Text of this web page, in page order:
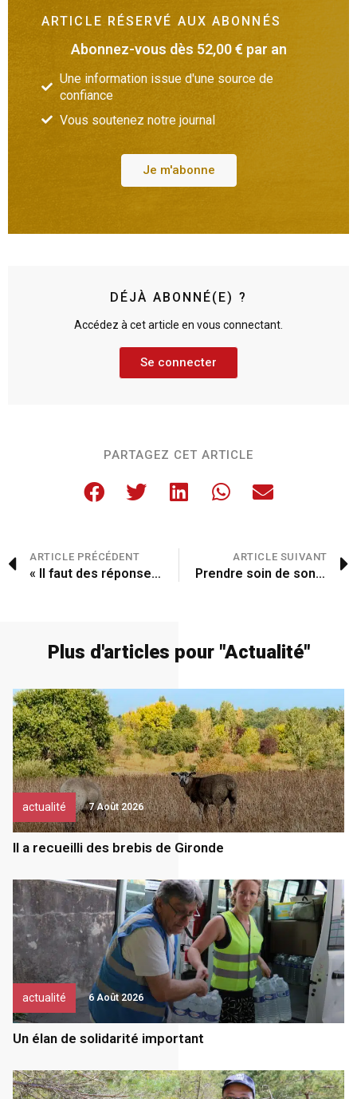
ARTICLE RÉSERVÉ AUX ABONNÉS
Abonnez-vous dès 52,00 € par an
Une information issue d'une source de
confiance
Vous soutenez notre journal
Je m'abonne
DÉJÀ ABONNÉ(E) ?
Accédez à cet article en vous connectant.
Se connecter
PARTAGEZ CET ARTICLE
ARTICLE PRÉCÉDENT
« Il faut des réponses concrètes »
ARTICLE SUIVANT
Prendre soin de son corps
Plus d'articles pour "Actualité"
actualité 7 Août 2026
Il a recueilli des brebis de Gironde
actualité 6 Août 2026
Un élan de solidarité important